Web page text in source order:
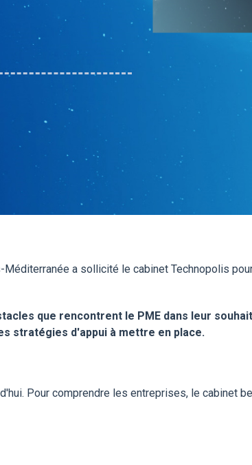
Méditerranée a sollicité le cabinet Technopolis
que rencontrent le PME dans leur
stratégies d'appui à mettre en place.
Pour comprendre les entreprises, le cabinet